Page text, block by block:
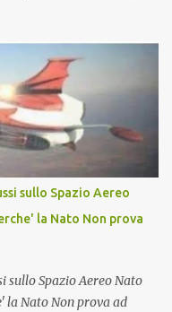
Ghiacciato, ma
Riproponiamo
sullo Spazio Aereo
la Nato Non prova
sullo Spazio Aereo Nato
la Nato Non prova ad